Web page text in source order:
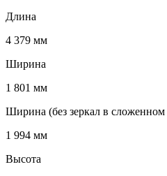
Длина
4 379 мм
Ширина
1 801 мм
Ширина (без зеркал в сложенном
1 994 мм
Высота